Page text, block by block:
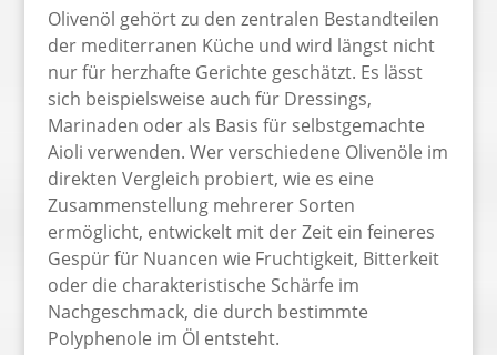
Olivenöl gehört zu den zentralen Bestandteilen
der mediterranen Küche und wird längst nicht
nur für herzhafte Gerichte geschätzt. Es lässt
sich beispielsweise auch für Dressings,
Marinaden oder als Basis für selbstgemachte
Aioli verwenden. Wer verschiedene Olivenöle im
direkten Vergleich probiert, wie es eine
Zusammenstellung mehrerer Sorten
ermöglicht, entwickelt mit der Zeit ein feineres
Gespür für Nuancen wie Fruchtigkeit, Bitterkeit
oder die charakteristische Schärfe im
Nachgeschmack, die durch bestimmte
Polyphenole im Öl entsteht.